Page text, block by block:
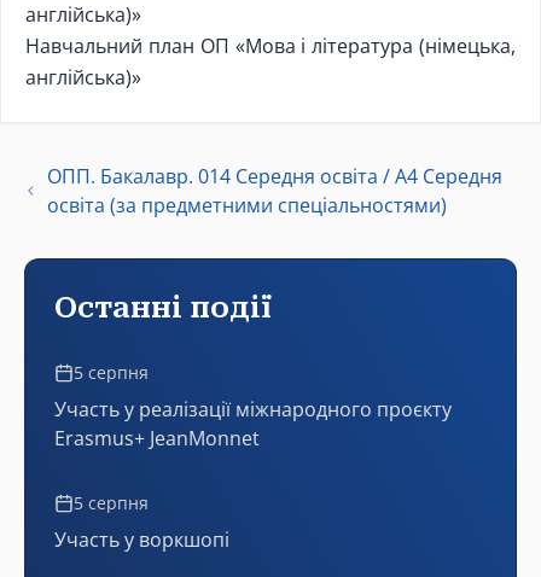
англійська)»
Навчальний план ОП «Мова і література (німецька,
англійська)»
ОПП. Бакалавр. 014 Середня освіта / А4 Середня
освіта (за предметними спеціальностями)
Останні події
5 серпня
Участь у реалізації міжнародного проєкту
Erasmus+ JeanMonnet
5 серпня
Участь у воркшопі